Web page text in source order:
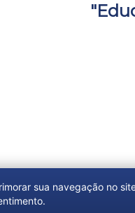
sua navegação no